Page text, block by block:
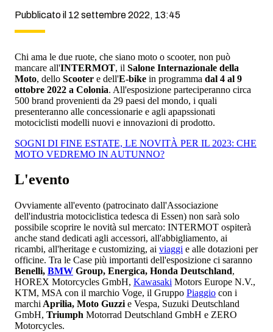
Pubblicato il 12 settembre 2022, 13:45
Chi ama le due ruote, che siano moto o scooter, non può
mancare all'INTERMOT, il Salone Internazionale della
Moto, dello Scooter e dell'E-bike in programma dal 4 al 9
ottobre 2022 a Colonia. All'esposizione parteciperanno circa
500 brand provenienti da 29 paesi del mondo, i quali
presenteranno alle concessionarie e agli apapssionati
motociclisti modelli nuovi e innovazioni di prodotto.
SOGNI DI FINE ESTATE, LE NOVITÀ PER IL 2023: CHE
MOTO VEDREMO IN AUTUNNO?
L'evento
Ovviamente all'evento (patrocinato dall'Associazione
dell'industria motociclistica tedesca di Essen) non sarà solo
possibile scoprire le novità sul mercato: INTERMOT ospiterà
anche stand dedicati agli accessori, all'abbigliamento, ai
ricambi, all'heritage e customizing, ai viaggi e alle dotazioni per
officine. Tra le Case più importanti dell'esposizione ci saranno
Benelli, BMW Group, Energica, Honda Deutschland,
HOREX Motorcycles GmbH, Kawasaki Motors Europe N.V.,
KTM, MSA con il marchio Voge, il Gruppo Piaggio con i
marchi Aprilia, Moto Guzzi e Vespa, Suzuki Deutschland
GmbH, Triumph Motorrad Deutschland GmbH e ZERO
Motorcycles.